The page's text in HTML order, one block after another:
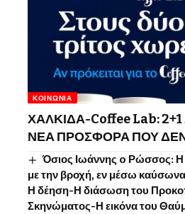
ΚΟΙΝΩΝΊΑ
ΧΑΛΚΙΔΑ-Coffee Lab:
ΝΕΑ ΠΡΟΣΦΟΡΑ ΠΟΥ
Όσιος Ιωάννης o Ρώσσος: Η
με την βροχή, εν μέσω
Η δέηση-Η διάσωση του
Σκηνώματος-Η εικόνα του